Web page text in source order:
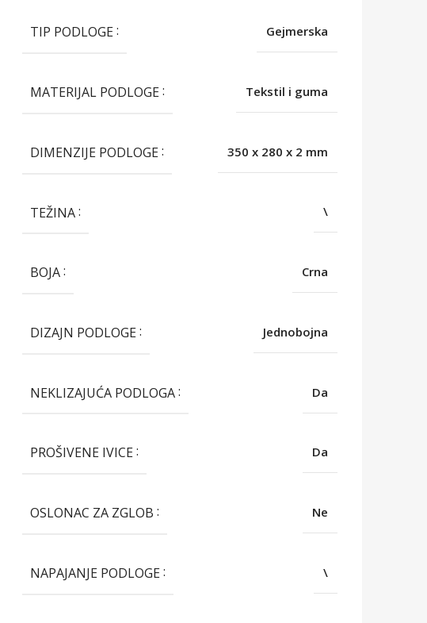
TIP PODLOGE Gejmerska
MATERIJAL PODLOGE Tekstil i guma
DIMENZIJE PODLOGE 350 x 280 x 2 mm
TEŽINA \
BOJA Crna
DIZAJN PODLOGE Jednobojna
NEKLIZAJUĆA PODLOGA Da
PROŠIVENE IVICE Da
OSLONAC ZA ZGLOB Ne
NAPAJANJE PODLOGE \